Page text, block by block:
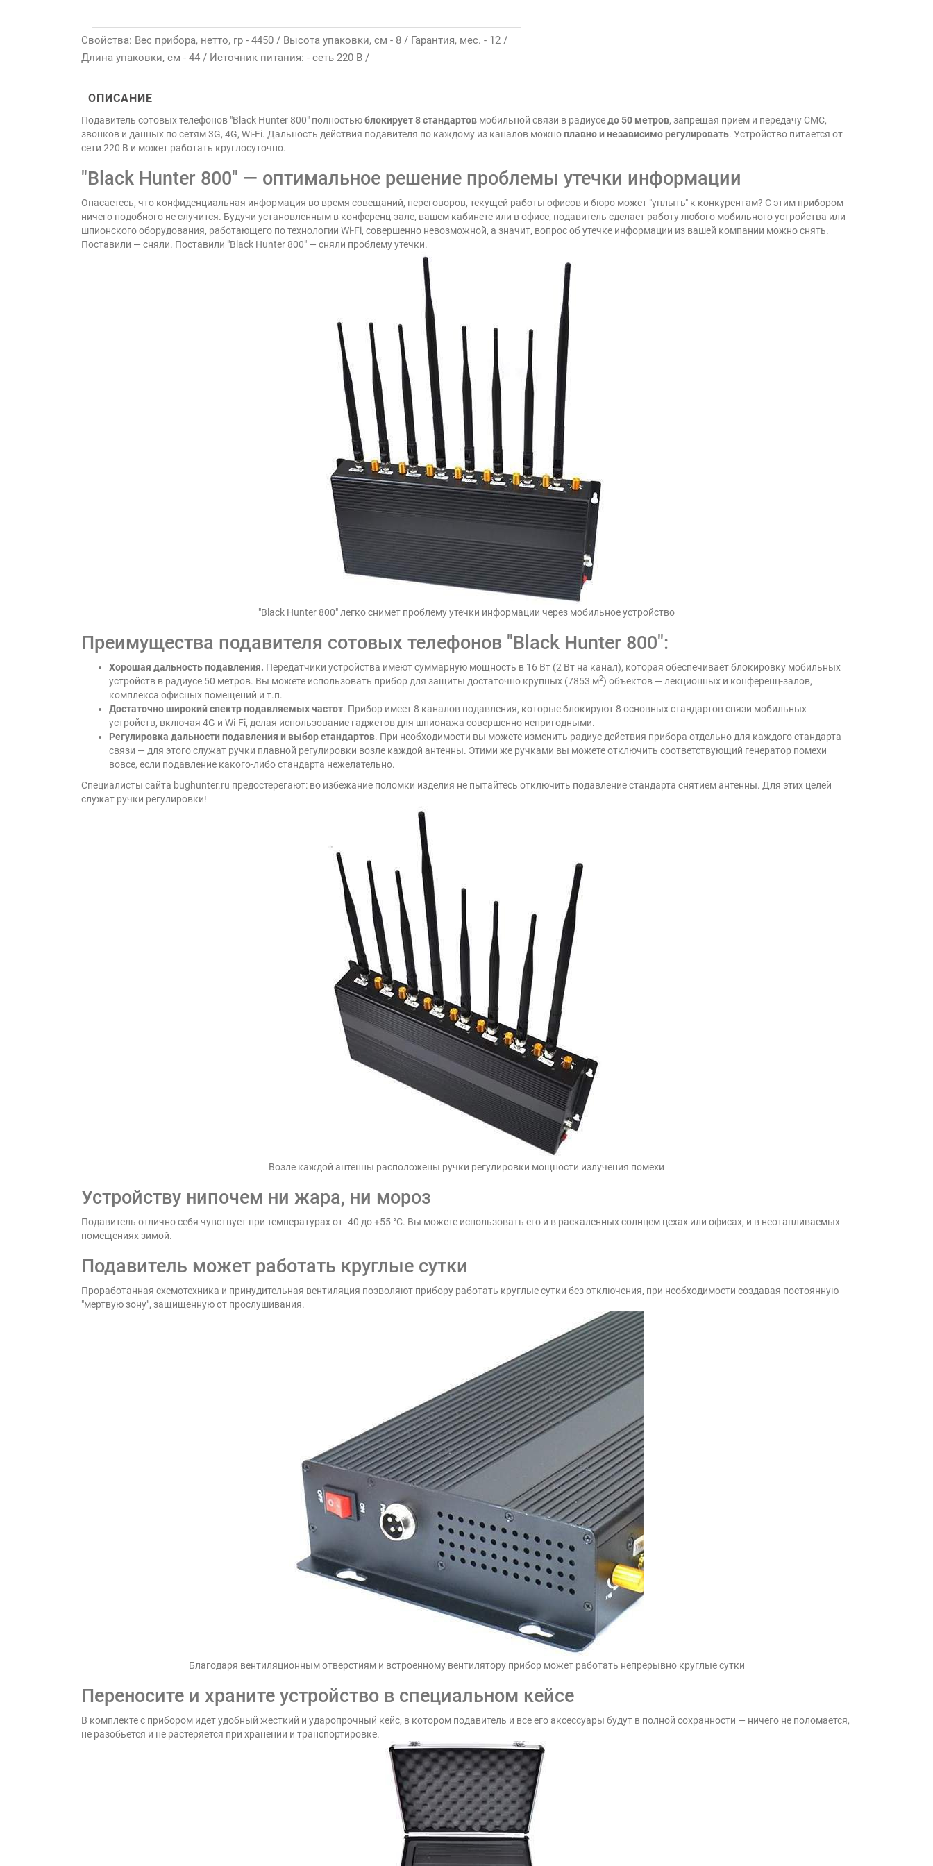
Свойства: Вес прибора, нетто, гр - 4450 / Высота упаковки, см - 8 / Гарантия, мес. - 12 /
Длина упаковки, см - 44 / Источник питания: - сеть 220 В /
ОПИСАНИЕ
Подавитель сотовых телефонов "Black Hunter 800" полностьюблокирует 8 стандартов мобильной связи в радиуседо 50 метров, запрещая прием и передачу СМС,
звонков и данных по сетям 3G, 4G, Wi-Fi. Дальность действия подавителя по каждому из каналов можноплавно и независимо регулировать. Устройство питается от
сети 220 В и может работать круглосуточно.
"Black Hunter 800" — оптимальное решение проблемы утечки информации
Опасаетесь, что конфиденциальная информация во время совещаний, переговоров, текущей работы офисов и бюро может "уплыть" к конкурентам? С этим прибором
ничего подобного не случится. Будучи установленным в конференц-зале, вашем кабинете или в офисе, подавитель сделает работу любого мобильного устройства или
шпионского оборудования, работающего по технологии Wi-Fi, совершенно невозможной, а значит, вопрос об утечке информации из вашей компании можно снять.
Поставили — сняли. Поставили "Black Hunter 800" — сняли проблему утечки.
"Black Hunter 800" легко снимет проблему утечки информации через мобильное устройство
Преимущества подавителя сотовых телефонов "Black Hunter 800":
Хорошая дальность подавления. Передатчики устройства имеют суммарную мощность в 16 Вт (2 Вт на канал), которая обеспечивает блокировку мобильных
устройств в радиусе 50 метров. Вы можете использовать прибор для защиты достаточно крупных (7853 м2) объектов — лекционных и конференц-залов,
комплекса офисных помещений и т.п.
Достаточно широкий спектр подавляемых частот. Прибор имеет 8 каналов подавления, которые блокируют 8 основных стандартов связи мобильных
устройств, включая 4G и Wi-Fi, делая использование гаджетов для шпионажа совершенно непригодными.
Регулировка дальности подавления и выбор стандартов. При необходимости вы можете изменить радиус действия прибора отдельно для каждого стандарта
связи — для этого служат ручки плавной регулировки возле каждой антенны. Этими же ручками вы можете отключить соответствующий генератор помехи
вовсе, если подавление какого-либо стандарта нежелательно.
Специалисты сайта bughunter.ru предостерегают: во избежание поломки изделия не пытайтесь отключить подавление стандарта снятием антенны. Для этих целей
служат ручки регулировки!
Возле каждой антенны расположены ручки регулировки мощности излучения помехи
Устройству нипочем ни жара, ни мороз
Подавитель отлично себя чувствует при температурах от -40 до +55 °С. Вы можете использовать его и в раскаленных солнцем цехах или офисах, и в неотапливаемых
помещениях зимой.
Подавитель может работать круглые сутки
Проработанная схемотехника и принудительная вентиляция позволяют прибору работать круглые сутки без отключения, при необходимости создавая постоянную
"мертвую зону", защищенную от прослушивания.
Благодаря вентиляционным отверстиям и встроенному вентилятору прибор может работать непрерывно круглые сутки
Переносите и храните устройство в специальном кейсе
В комплекте с прибором идет удобный жесткий и ударопрочный кейс, в котором подавитель и все его аксессуары будут в полной сохранности — ничего не поломается,
не разобьется и не растеряется при хранении и транспортировке.